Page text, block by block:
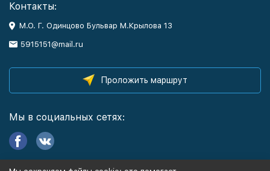
Контакты:
М.О. Г. Одинцово Бульвар М.Крылова 13
5915151@mail.ru
Проложить маршрут
Мы в социальных сетях: